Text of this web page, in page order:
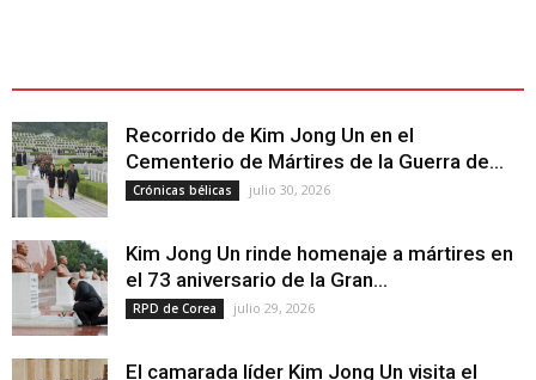
Recorrido de Kim Jong Un en el
Cementerio de Mártires de la Guerra de...
Crónicas bélicas julio 30, 2026
Kim Jong Un rinde homenaje a mártires en
el 73 aniversario de la Gran...
RPD de Corea julio 29, 2026
El camarada líder Kim Jong Un visita el